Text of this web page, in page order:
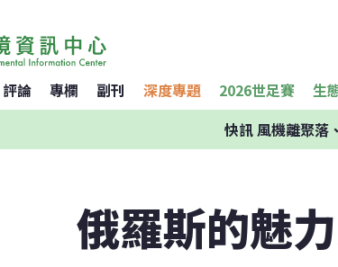
評論 專欄 副刊 深度專題 2026世足賽 生
快訊風機離聚落
俄羅斯的魅